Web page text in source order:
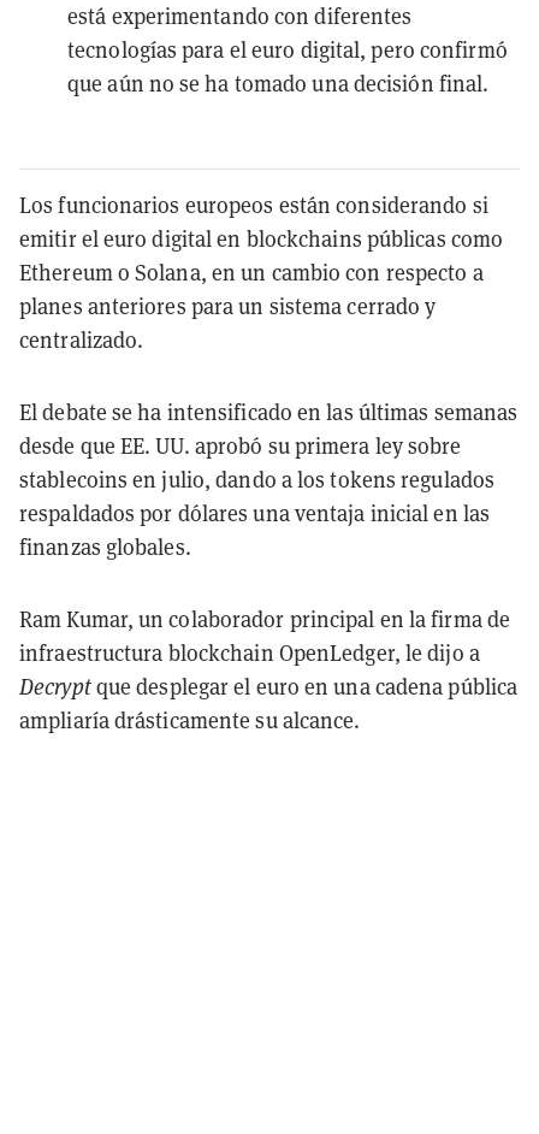
está experimentando con diferentes
tecnologías para el euro digital, pero confirmó
que aún no se ha tomado una decisión final.
Los funcionarios europeos están considerando si
emitir el euro digital en blockchains públicas como
Ethereum o Solana, en un cambio con respecto a
planes anteriores para un sistema cerrado y
centralizado.
El debate se ha intensificado en las últimas semanas
desde que EE. UU. aprobó su primera ley sobre
stablecoins en julio, dando a los tokens regulados
respaldados por dólares una ventaja inicial en las
finanzas globales.
Ram Kumar, un colaborador principal en la firma de
infraestructura blockchain OpenLedger, le dijo a
Decryptque desplegar el euro en una cadena pública
ampliaría drásticamente su alcance.